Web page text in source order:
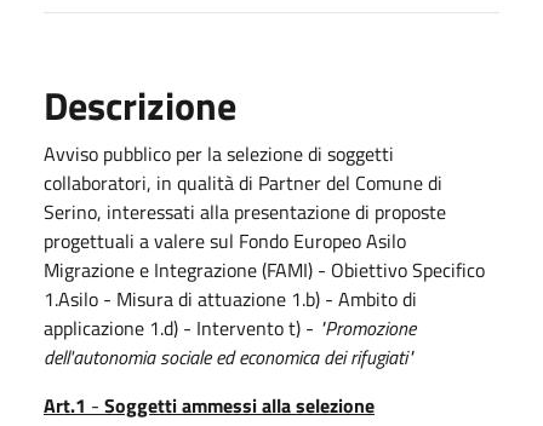
Descrizione
Avviso pubblico per la selezione di soggetti
collaboratori, in qualità di Partner del Comune di
Serino, interessati alla presentazione di proposte
progettuali a valere sul Fondo Europeo Asilo
Migrazione e Integrazione (FAMI) - Obiettivo Specifico
1.Asilo - Misura di attuazione 1.b) - Ambito di
applicazione 1.d) - Intervento t) - "Promozione
dell'autonomia sociale ed economica dei rifugiati"
Art.1 - Soggetti ammessi alla selezione